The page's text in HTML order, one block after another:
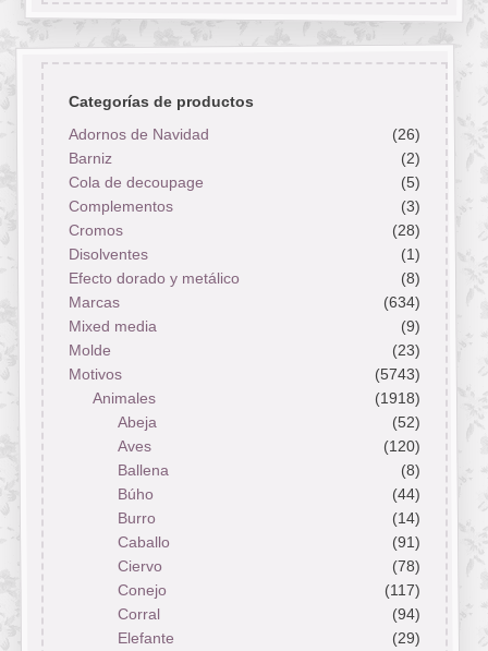
Categorías de productos
Adornos de Navidad
(26)
Barniz
(2)
Cola de decoupage
(5)
Complementos
(3)
Cromos
(28)
Disolventes
(1)
Efecto dorado y metálico
(8)
Marcas
(634)
Mixed media
(9)
Molde
(23)
Motivos
(5743)
Animales
(1918)
Abeja
(52)
Aves
(120)
Ballena
(8)
Búho
(44)
Burro
(14)
Caballo
(91)
Ciervo
(78)
Conejo
(117)
Corral
(94)
Elefante
(29)